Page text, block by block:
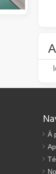
de découpe
À